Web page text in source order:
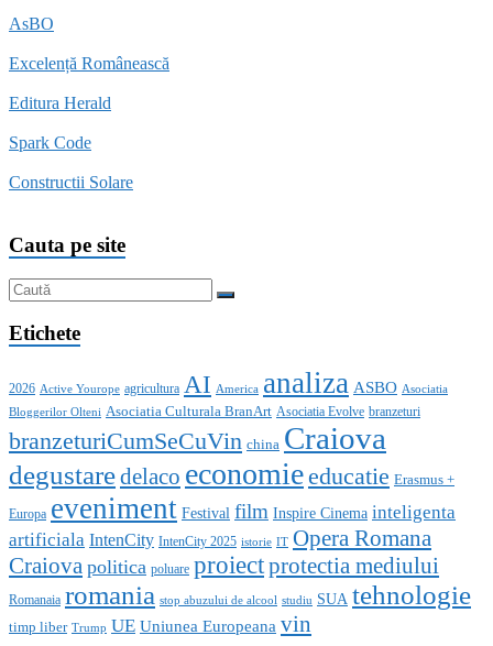
AsBO
Excelență Românească
Editura Herald
Spark Code
Constructii Solare
Cauta pe site
Etichete
2026 Active Yourope agricultura AI America analiza ASBO Asociatia
Bloggerilor Olteni Asociatia Culturala BranArt Asociatia Evolve branzeturi
branzeturiCumSeCuVin china Craiova
degustaredelaco economieeducatie Erasmus +
Europa eveniment Festival film Inspire Cinema inteligenta
artificiala IntenCity IntenCity 2025 istorie IT Opera Romana
Craiova politica poluare proiectprotectia mediului
Romanaia romania stop abuzului de alcool studiu SUA tehnologie
timp liber Trump UE Uniunea Europeana vin